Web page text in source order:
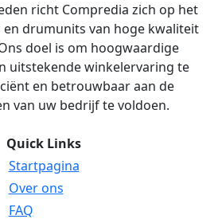
richt Compredia zich op het
en drumunits van hoge kwaliteit
doel is om hoogwaardige
uitstekende winkelervaring te
en betrouwbaar aan de
van uw bedrijf te voldoen.
Quick Links
Startpagina
Over ons
FAQ